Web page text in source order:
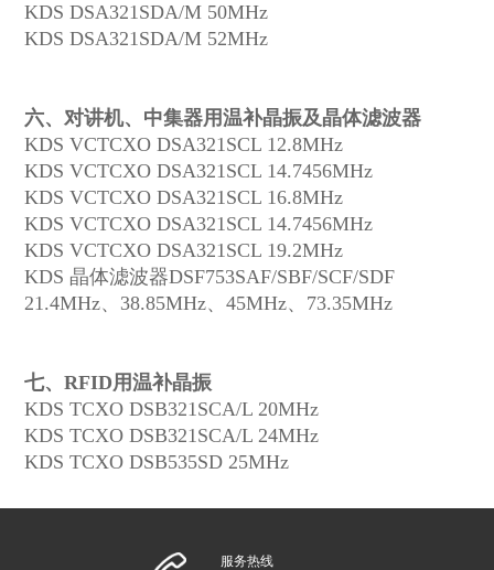
KDS DSA321SDA/M 50MHz
KDS DSA321SDA/M 52MHz
六、对讲机、中集器用温补晶振及晶体滤波器
KDS VCTCXO DSA321SCL 12.8MHz
KDS VCTCXO DSA321SCL 14.7456MHz
KDS VCTCXO DSA321SCL 16.8MHz
KDS VCTCXO DSA321SCL 14.7456MHz
KDS VCTCXO DSA321SCL 19.2MHz
KDS 晶体滤波器DSF753SAF/SBF/SCF/SDF
21.4MHz、38.85MHz、45MHz、73.35MHz
七、RFID用温补晶振
KDS TCXO DSB321SCA/L 20MHz
KDS TCXO DSB321SCA/L 24MHz
KDS TCXO DSB535SD 25MHz
服务热线